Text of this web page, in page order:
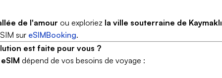
de l'amour ou exploriez la ville souterraine de Kaymaklı
sur eSIMBooking.
est faite pour vous ?
eSIM dépend de vos besoins de voyage :